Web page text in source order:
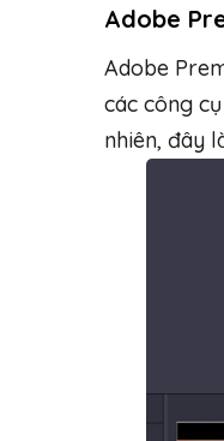
Adobe
Adobe
các công
nhiên, đây